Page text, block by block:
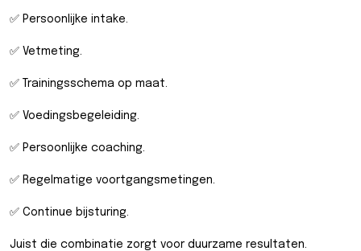
✅ Persoonlijke intake.
✅ Vetmeting.
✅ Trainingsschema op maat.
✅ Voedingsbegeleiding.
✅ Persoonlijke coaching.
✅ Regelmatige voortgangsmetingen.
✅ Continue bijsturing.
Juist die combinatie zorgt voor duurzame resultaten.